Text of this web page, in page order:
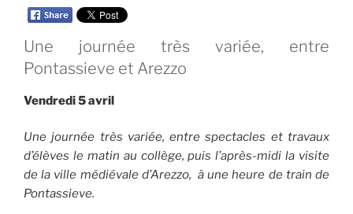
Une journée très variée, entre
Pontassieve et Arezzo
Vendredi 5 avril
Une journée très variée, entre spectacles et travaux
d’élèves le matin au collège, puis l’après-midi la visite
de la ville médiévale d’Arezzo, à une heure de train de
Pontassieve.